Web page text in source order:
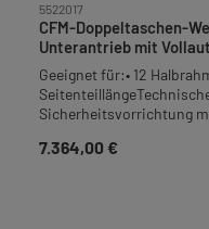
angeschweißtes
Milchgewindeanschluss
2"Gewicht ohne/mit
auf
für die Steuerung (Art.-
Lieferumfang
5522017
CFM-Doppeltaschen-
Unterantrieb mit
Geeignet für:• 12
Sicherheitsvorrichtung
mit Wandhalterung•
Regulärer Preis:
7.364,00 €